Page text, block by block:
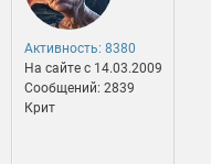
Активность: 8380
На сайте c 14.03.2009
Сообщений: 2839
Крит